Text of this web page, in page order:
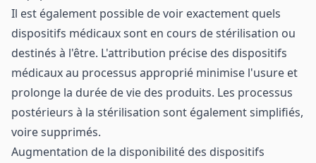
Il est également possible de voir exactement quels
dispositifs médicaux sont en cours de stérilisation ou
destinés à l'être. L'attribution précise des dispositifs
médicaux au processus approprié minimise l'usure et
prolonge la durée de vie des produits. Les processus
postérieurs à la stérilisation sont également simplifiés,
voire supprimés.
Augmentation de la disponibilité des dispositifs